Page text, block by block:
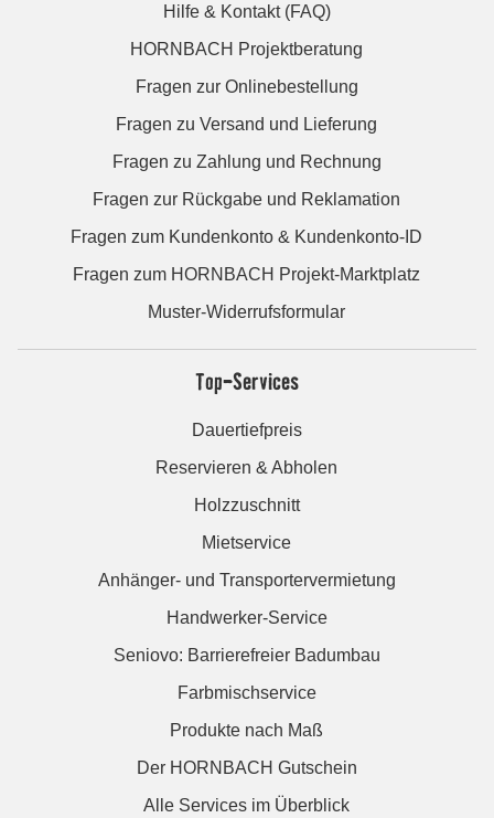
Hilfe & Kontakt (FAQ)
HORNBACH Projektberatung
Fragen zur Onlinebestellung
Fragen zu Versand und Lieferung
Fragen zu Zahlung und Rechnung
Fragen zur Rückgabe und Reklamation
Fragen zum Kundenkonto & Kundenkonto-ID
Fragen zum HORNBACH Projekt-Marktplatz
Muster-Widerrufsformular
Top-Services
Dauertiefpreis
Reservieren & Abholen
Holzzuschnitt
Mietservice
Anhänger- und Transportervermietung
Handwerker-Service
Seniovo: Barrierefreier Badumbau
Farbmischservice
Produkte nach Maß
Der HORNBACH Gutschein
Alle Services im Überblick